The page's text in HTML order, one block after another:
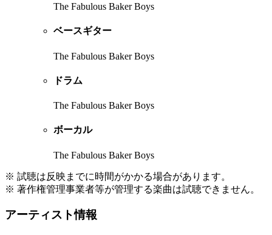
The Fabulous Baker Boys
ベースギター
The Fabulous Baker Boys
ドラム
The Fabulous Baker Boys
ボーカル
The Fabulous Baker Boys
※ 試聴は反映までに時間がかかる場合があります。
※ 著作権管理事業者等が管理する楽曲は試聴できません。
アーティスト情報